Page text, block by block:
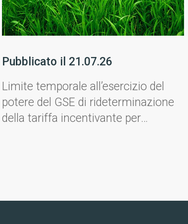
Pubblicato il21.07.26
Limite temporale all’esercizio del
potere del GSE di rideterminazione
della tariffa incentivante per